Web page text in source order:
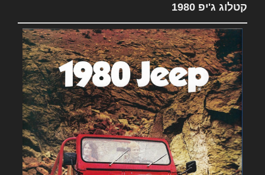
קטלוג ג'יפ 1980